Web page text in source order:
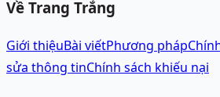
Về Trang Trắng
Giới thiệuBài viếtPhương pháp
sửa thông tinChính sách khiếu nại